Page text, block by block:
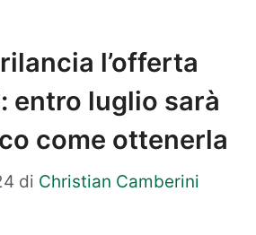
l’offerta
entro luglio sarà
come ottenerla
di Christian Camberini